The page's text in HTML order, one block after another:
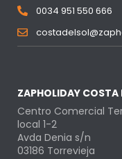
0034 951 550 666
ZAPHOLIDAY COSTA
Centro Comercial
local 1-2
Avda Denia s/n
03186 Torrevieja